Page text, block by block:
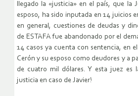
llegado la «justicia» en el país, que la
esposo, ha sido inputada en 14 juicios
en general, cuestiones de deudas y
de ESTAFA fue abandonado por el
14 casos ya cuenta con sentencia, en
Cerón y su esposo como deudores y a
de cuatro mil dólares. Y esta juez es
justicia en caso de Javier!